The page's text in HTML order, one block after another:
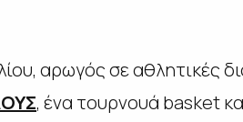
αρωγός σε αθλητικές
, ένα τουρνουά basket